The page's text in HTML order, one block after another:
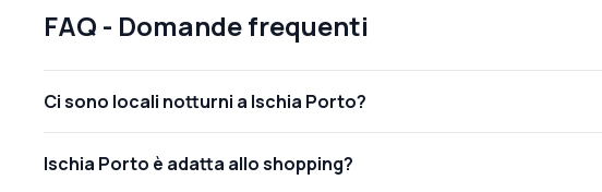
FAQ - Domande frequenti
Ci sono locali notturni a Ischia Porto?
Ischia Porto è adatta allo shopping?